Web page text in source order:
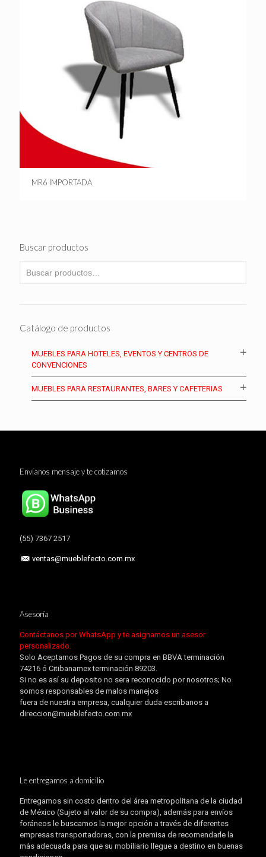
MR6 IMPORTADA
Buscar productos
Catálogo de productos
MUEBLES PARA HOTELES, EVENTOS Y CENTROS DE
CONVENCIONES
MUEBLES PARA RESTAURANTES, BARES Y CAFETERIAS
Envíanos mensaje y te cotizamos
(55) 7367 2517
ventas@mueblefecto.com.mx
Asesoría
Contáctanos por WhatsApp y te asignamos un asesor
personalizado.
Solo Aceptamos Pagos de su compra en BBVA terminación
74216 ó Citibanamex terminación 89203.
Si no es así su deposito no sera reconocido por nosotros; No
somos responsables de malos manejos
fuera de nuestra empresa, cualquier duda escribanos a
direccion@mueblefecto.com.mx
Le entregamos a domicilio
Entregamos sin costo dentro del área metropolitana de la ciudad
de México (Sujeto al valor de su compra), además para envíos
foráneos le buscamos la mejor opción a través de diferentes
empresas transportadoras, con la premisa de recomendarle la
más adecuada para que su mobiliario llegue a destino en buenas